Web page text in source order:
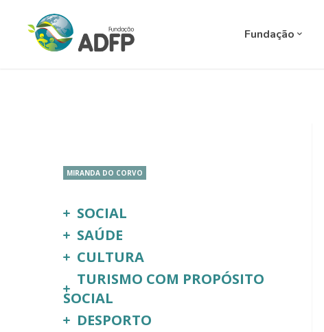
Fundação
MIRANDA DO CORVO
SOCIAL
SAÚDE
CULTURA
TURISMO COM PROPÓSITO
SOCIAL
DESPORTO